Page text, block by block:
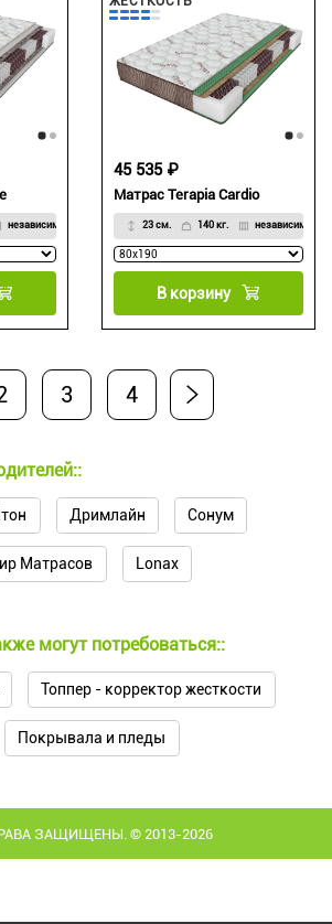
независимый
Матрас Terapia Cardio
23 см. 140 кг. независимый
45 535 ₽
В корзину
3 4
Дримлайн Сонум
Матрасов Lonax
могут потребоваться::
Топпер - корректор жесткости
Покрывала и пледы
ЗАЩИЩЕНЫ. © 2013-2026